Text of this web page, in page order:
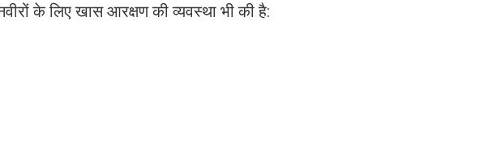
के लिए खास आरक्षण की व्यवस्था भी की है: